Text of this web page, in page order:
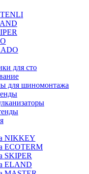
для сто
для шиномонтажа
NIKKEY
ECOTERM
SKIPER
ELAND